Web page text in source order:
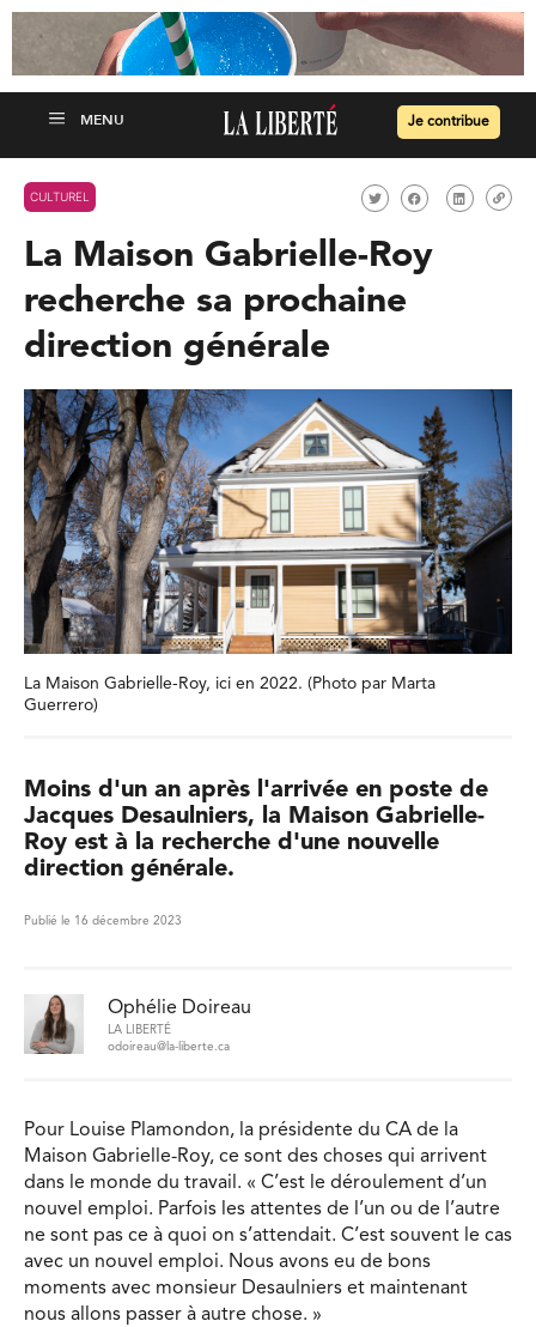
Je contribue
CULTUREL
La Maison Gabrielle-Roy
recherche sa prochaine
direction générale
La Maison Gabrielle-Roy, ici en 2022. (Photo par Marta
Guerrero)
Moins d'un an après l'arrivée en poste de
Jacques Desaulniers, la Maison Gabrielle-
Roy est à la recherche d'une nouvelle
direction générale.
Publié le 16 décembre 2023
Ophélie Doireau
LA LIBERTÉ
odoireau@la-liberte.ca
Pour Louise Plamondon, la présidente du CA de la
Maison Gabrielle-Roy, ce sont des choses qui arrivent
dans le monde du travail. « C’est le déroulement d’un
nouvel emploi. Parfois les attentes de l’un ou de l’autre
ne sont pas ce à quoi on s’attendait. C’est souvent le cas
avec un nouvel emploi. Nous avons eu de bons
moments avec monsieur Desaulniers et maintenant
nous allons passer à autre chose. »